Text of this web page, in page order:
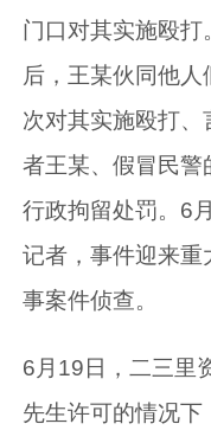
门口对其实施殴打
后，王某伙同他
次对其实施殴打
者王某、假冒民
行政拘留处罚。6
记者，事件迎来重
事案件侦查。
6月19日，二三里
先生许可的情况下